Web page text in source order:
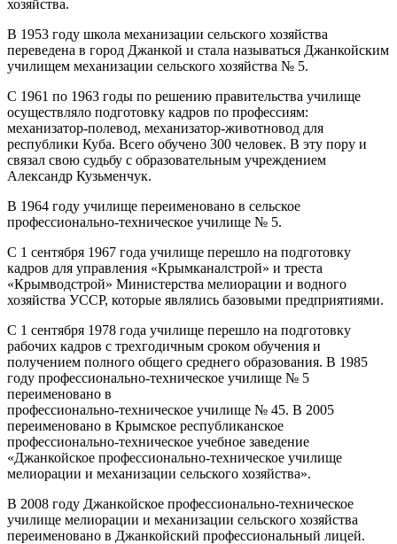
хозяйства.
В 1953 году школа механизации сельского хозяйства
переведена в город Джанкой и стала называться Джанкойским
училищем механизации сельского хозяйства № 5.
С 1961 по 1963 годы по решению правительства училище
осуществляло подготовку кадров по профессиям:
механизатор-полевод, механизатор-животновод для
республики Куба. Всего обучено 300 человек. В эту пору и
связал свою судьбу с образовательным учреждением
Александр Кузьменчук.
В 1964 году училище переименовано в сельское
профессионально-техническое училище № 5.
С 1 сентября 1967 года училище перешло на подготовку
кадров для управления «Крымканалстрой» и треста
«Крымводстрой» Министерства мелиорации и водного
хозяйства УССР, которые являлись базовыми предприятиями.
С 1 сентября 1978 года училище перешло на подготовку
рабочих кадров с трехгодичным сроком обучения и
получением полного общего среднего образования. В 1985
году профессионально-техническое училище № 5
переименовано в
профессионально-техническое училище № 45. В 2005
переименовано в Крымское республиканское
профессионально-техническое учебное заведение
«Джанкойское профессионально-техническое училище
мелиорации и механизации сельского хозяйства».
В 2008 году Джанкойское профессионально-техническое
училище мелиорации и механизации сельского хозяйства
переименовано в Джанкойский профессиональный лицей.